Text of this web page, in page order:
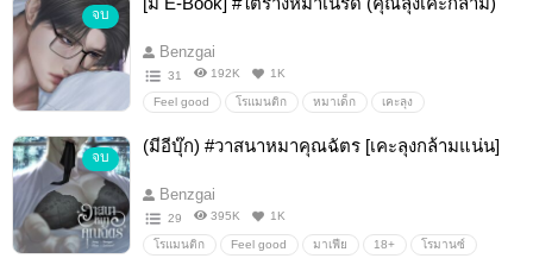
โรมานซ์ นายเอกเก่ง สู้คน เคะกล้าม เมะสวย
พระเอกธงดำ
จบ
Benzgai
31 192K 1K
Feel good โรแมนติก หมาเด็ก เคะลุง
เคะรวย เคะราชินี ojicon เคะแก่กว่า ลุงหุ่นกล้าม
จบ
(มีอีบุ๊ก) #วาสนาหมาคุณฉัตร [เคะลุงกล้ามแน่น]
Benzgai
29 395K 1K
โรแมนติก Feel good มาเฟีย 18+ โรมานซ์